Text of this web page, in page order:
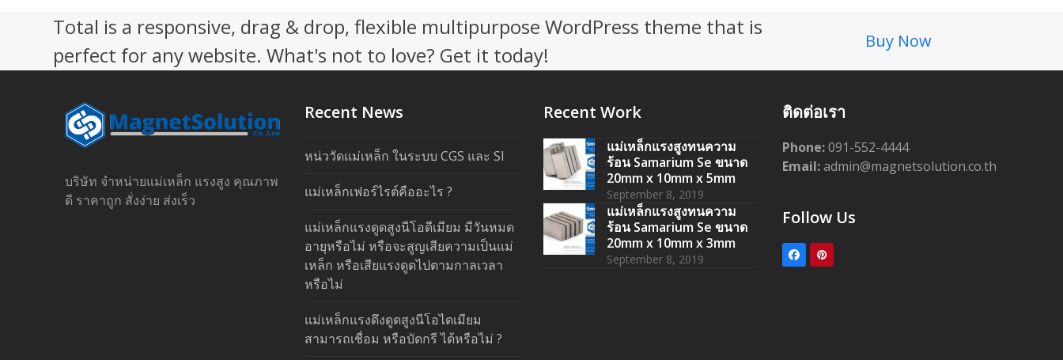
Total is a responsive, drag & drop, flexible multipurpose WordPress theme that is
perfect for any website. What's not to love? Get it today!
Buy Now
บริษัท จำหน่ายแม่เหล็ก แรงสูง คุณภาพ
ดี ราคาถูก สั่งง่าย ส่งเร็ว
Recent News
หน่ววัดแม่เหล็ก ในระบบ CGS และ SI
แม่เหล็กเฟอร์ไรต์คืออะไร ?
แม่เหล็กแรงดูดสูงนีโอดีเมียม มีวันหมด
อายุหรือไม่ หรือจะสูญเสียความเป็นแม่
เหล็ก หรือเสียแรงดูดไปตามกาลเวลา
หรือไม่
แม่เหล็กแรงดึงดูดสูงนีโอไดเมียม
สามารถเชื่อม หรือบัดกรี ได้หรือไม่ ?
Recent Work
แม่เหล็กแรงสูงทนความ
ร้อน Samarium Se ขนาด
20mm x 10mm x 5mm
September 8, 2019
แม่เหล็กแรงสูงทนความ
ร้อน Samarium Se ขนาด
20mm x 10mm x 3mm
September 8, 2019
ติดต่อเรา
Phone:091-552-4444
Email:admin@magnetsolution.co.th
Follow Us
FacebookPinterest